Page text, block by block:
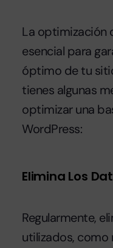
La optimización
esencial para
óptimo de tu
tienes algunas
optimizar una
WordPress:
Elimina Los
Regularmente,
utilizados, como